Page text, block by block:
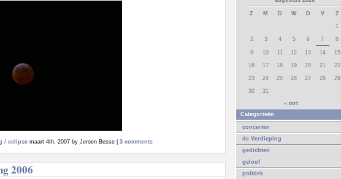
Z M D W D V Z
1
2 3 4 5 6 7 8
9 10 11 12 13 14 15
16 17 18 19 20 21 22
23 24 25 26 27 28 29
30
31
« mrt
Categorieën
concerten
de Verdieping
gedichten
geloof
politiek
/ eclipse maart 4th, 2007 by Jeroen Besse | 3 comments
2006